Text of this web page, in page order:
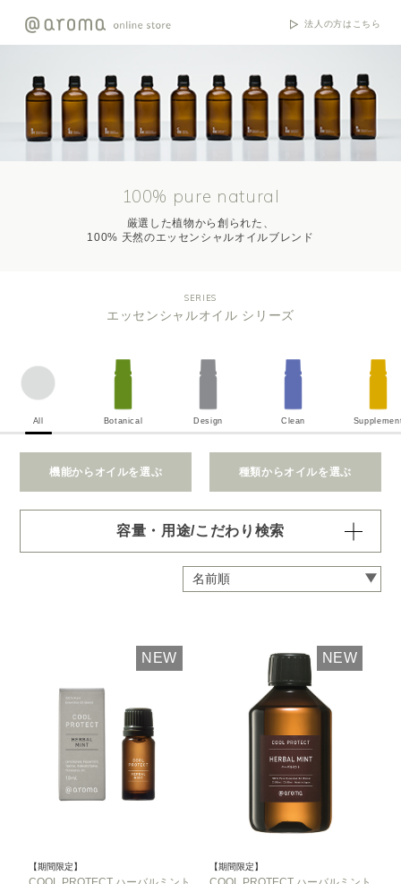
法人の方はこちら
100% pure natural
厳選した植物から創られた、
100% 天然のエッセンシャルオイルブレンド
SERIES
エッセンシャルオイル シリーズ
All Botanical Design Clean
機能からオイルを選ぶ 種類からオイルを選ぶ
容量・用途/こだわり検索
用途・機能・種類 の項目ごとに選択肢からひとつずつ選
択できます。選択するたびに絞り込まれていき、項目内で
容量・用途で絞り込む ※一つお選びください
オイル10ml 大容量オイル250/450ml
ピエゾ専用オイル
ブランチ・スティック専用オイル
空気清浄･消臭 眠り
NEW
【期間限定】
NEW
【期間限定】